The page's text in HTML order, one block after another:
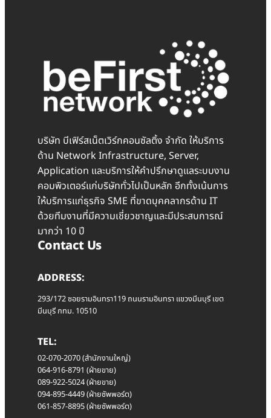
บริษัท บีเฟิร์สเน็ตเวิร์กคอนซัลติ้ง จำกัด ให้บริการ
ด้าน Network Infrastructure, Server,
Application และบริการให้คำปรึกษาดูแลระบบงาน
คอมพิวเตอร์แก่บริษัททั่วไปเป็นหลัก อีกทั้งเน้นการ
ให้บริการแก่ธุรกิจ SME ที่ขาดบุคคลากรด้าน IT
ด้วยทีมงานที่มีความเชี่ยวชาญและมีประสบการณ์
มากว่า 10 ปี
Contact Us
ADDRESS:
293/172 ซอยรามอินทรา119 ถนนรามอินทรา แขวงมีนบุรี เขต
มีนบุรี กทม. 10510
TEL:
02-070-2070 (สำนักงานใหญ่)
064-916-8791 (ฝ่ายขาย)
089-922-5024 (ฝ่ายขาย)
094-895-4449 (ฝ่ายซัพพอร์ต)
061-857-8895 (ฝ่ายซัพพอร์ต)